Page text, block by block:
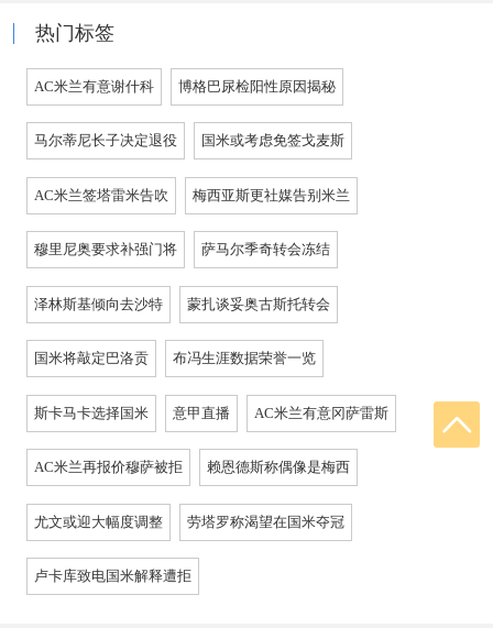
热门标签
AC米兰有意谢什科 博格巴尿检阳性原因揭秘
马尔蒂尼长子决定退役 国米或考虑免签戈麦斯
AC米兰签塔雷米告吹 梅西亚斯更社媒告别米兰
穆里尼奥要求补强门将 萨马尔季奇转会冻结
泽林斯基倾向去沙特 蒙扎谈妥奥古斯托转会
国米将敲定巴洛贡 布冯生涯数据荣誉一览
斯卡马卡选择国米 意甲直播 AC米兰有意冈萨雷斯
AC米兰再报价穆萨被拒 赖恩德斯称偶像是梅西
尤文或迎大幅度调整 劳塔罗称渴望在国米夺冠
卢卡库致电国米解释遭拒